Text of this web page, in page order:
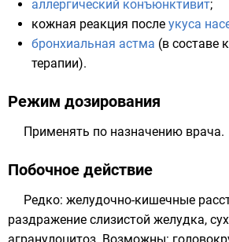
аллергический конъюнктивит;
кожная реакция после укуса
бронхиальная астма (в составе
терапии).
Режим дозирования
Применять по назначению врача.
Побочное действие
Редко: желудочно-кишечные
раздражение слизистой желудка,